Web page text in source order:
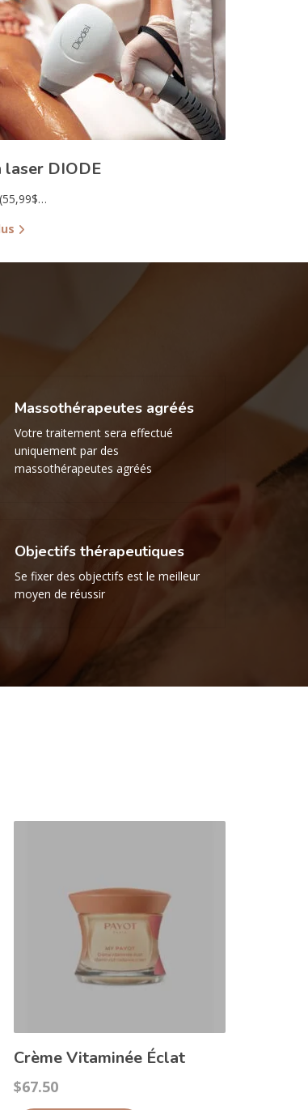
laser DIODE
Massothérapeutes agréés
Votre traitement sera effectué
uniquement par des
massothérapeutes agréés
Objectifs thérapeutiques
Se fixer des objectifs est le meilleur
moyen de réussir
Crème Vitaminée Éclat
$67.50